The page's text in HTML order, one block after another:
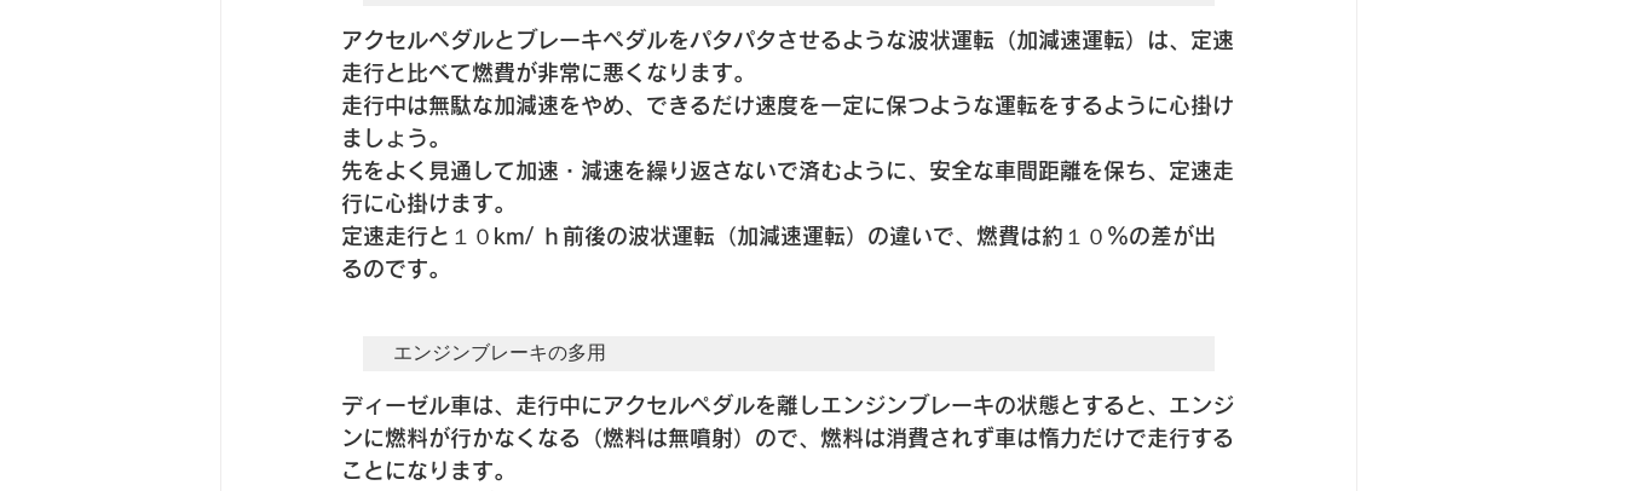
アクセルペダルとブレーキペダルをパタパタさせるような波状運転（加減速運転）は、定速
走行と比べて燃費が非常に悪くなります。
走行中は無駄な加減速をやめ、できるだけ速度を一定に保つような運転をするように心掛け
ましょう。
先をよく見通して加速・減速を繰り返さないで済むように、安全な車間距離を保ち、定速走
行に心掛けます。
定速走行と１０km/ ｈ前後の波状運転（加減速運転）の違いで、燃費は約１０％の差が出
るのです。
エンジンブレーキの多用
ディーゼル車は、走行中にアクセルペダルを離しエンジンブレーキの状態とすると、エンジ
ンに燃料が行かなくなる（燃料は無噴射）ので、燃料は消費されず車は惰力だけで走行する
ことになります。